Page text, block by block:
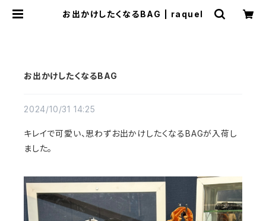
お出かけしたくなるBAG | raquel
お出かけしたくなるBAG
2024/10/31 14:25
キレイで可愛い、思わずお出かけしたくなるBAGが入荷し
ました。